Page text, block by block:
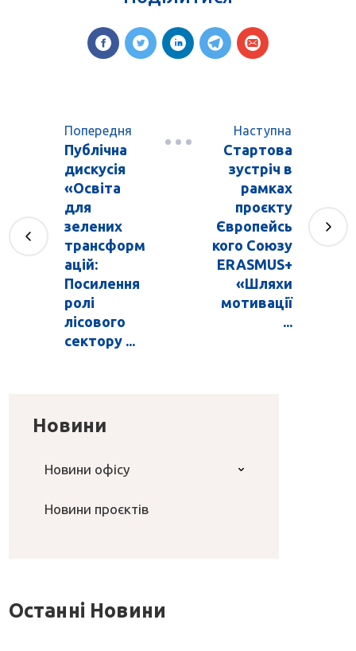
Попередня
Публічна
дискусія
«Освіта
для
зелених
трансформ
ацій:
Посилення
ролі
лісового
сектору ...
Наступна
Стартова
зустріч в
рамках
проєкту
Європейсь
кого Союзу
ERASMUS+
«Шляхи
мотивації
...
Новини
Новини офісу
Новини проєктів
Останні Новини